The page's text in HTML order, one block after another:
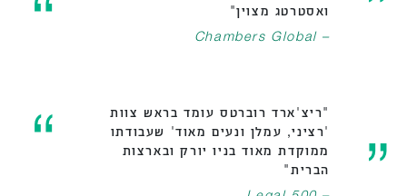
ואסטרטג מצוין"
– Chambers Global
"ריצ'ארד רוברטס עומד בראש צוות
'רציני, עמלן ונעים מאוד' שעבודתו
ממוקדת מאוד בניו יורק ובארצות
הברית"